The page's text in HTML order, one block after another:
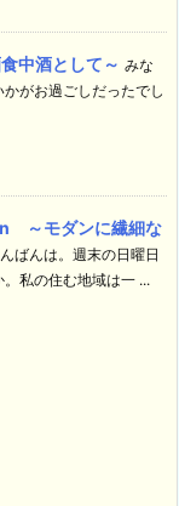
中酒として～ みな
がお過ごしだったでし
～モダンに繊細な
ばんは。週末の日曜日
私の住む地域は一 ...